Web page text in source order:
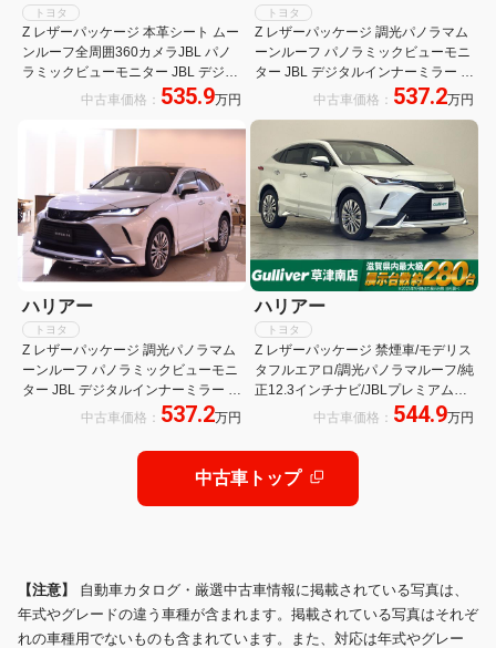
トヨタ
Z レザーパッケージ 本革シート ムー
ンルーフ全周囲360カメラJBL パノ
ラミックビューモニター JBL デジタ
ルインナーミラー ブラインドスポッ
シストモデリスタエアロ
中古車価格： 535.9万円
トヨタ
Z レザーパッケージ 調光パノラマム
ーンルーフ パノラミックビューモニ
ター JBL デジタルインナーミラー ブ
ラインドスポットモニターアクセサ
中古車価格： 537.2万円
ハリアー
トヨタ
Z レザーパッケージ 調光パノラマム
ーンルーフ パノラミックビューモニ
ター JBL デジタルインナーミラー ブ
ラインドスポットモニターアクセサ
リーC全周囲360カメラ パークアシ
中古車価格： 537.2万円
ハリアー
トヨタ
Z レザーパッケージ 禁煙車/モデリス
タフルエアロ/調光パノラマルーフ/純
正12.3インチナビ/JBLプレミアムサ
ウンド/パノラミックビューモニタ
ー/ETC2.0/ワイヤレス充電/ステアリ
ングヒーター/ベンチレーション
中古車価格： 544.9万円
中古車トップ
【注意】 自動車カタログ・厳選中古車情報に掲載されている写真は、
年式やグレードの違う車種が含まれます。掲載されている写真はそれぞ
れの車種用でないものも含まれています。また、対応は年式やグレー